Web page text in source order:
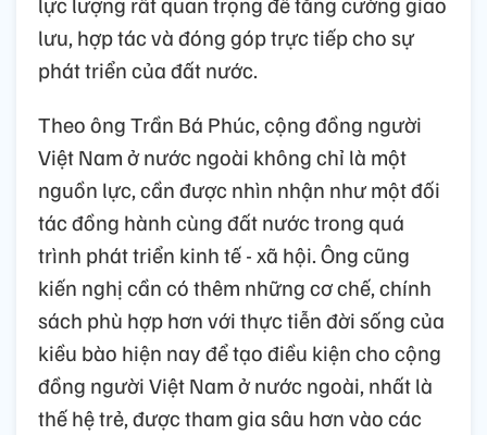
lưu, hợp tác và đóng góp trực tiếp cho sự
phát triển của đất nước.
Theo ông Trần Bá Phúc, cộng đồng người
Việt Nam ở nước ngoài không chỉ là một
nguồn lực, cần được nhìn nhận như một đối
tác đồng hành cùng đất nước trong quá
trình phát triển kinh tế - xã hội. Ông cũng
kiến nghị cần có thêm những cơ chế, chính
sách phù hợp hơn với thực tiễn đời sống của
kiều bào hiện nay để tạo điều kiện cho cộng
đồng người Việt Nam ở nước ngoài, nhất là
thế hệ trẻ, được tham gia sâu hơn vào các